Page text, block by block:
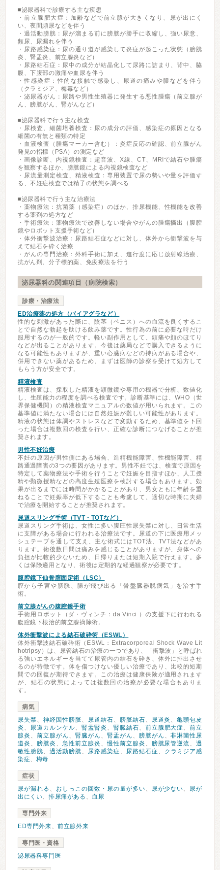
■泌尿器科で診療する主な疾患
・前立腺肥大症：加齢などで前立腺が大きくなり、尿が出にく
い、夜間頻尿などを伴う
・過活動膀胱：尿が溜まる前に膀胱が勝手に収縮し、強い尿意、
頻尿、尿漏れを伴う
・尿路感染症：尿の通り道が感染して炎症が起こった状態（膀胱
炎、腎盂炎、前立腺炎など）
・尿路結石症：尿中の成分が結晶化して尿路に詰まり、背中、脇
腹、下腹部の激痛や血尿を伴う
・性感染症：性的な接触で感染し、尿道の痛みや膿などを伴う
（クラミジア、梅毒など）
・泌尿器がん：尿路や男性生殖器に発生する悪性腫瘍（前立腺が
ん、膀胱がん、腎がんなど）
■泌尿器科で行う主な検査
・尿検査、細菌培養検査：尿の成分の評価、感染症の原因となる
細菌の有無と種類の特定
・血液検査（腫瘍マーカー含む）：炎症反応の確認、前立腺がん
発見の指標（PSA）の測定など
・画像診断、内視鏡検査：超音波、X線、CT、MRIで結石や腫瘍
を観察するほか、膀胱鏡による内視鏡検査など
・尿流量測定検査、精液検査：専用装置で尿の勢いや量を評価す
る、不妊症検査では精子の状態を調べる
■泌尿器科で行う主な治療法
・薬物療法：抗菌薬（感染症）のほか、排尿機能、性機能を改善
する薬剤の処方など
・手術療法：薬物療法で改善しない場合やがんの腫瘍摘出（腹腔
鏡やロボット支援手術など）
・体外衝撃波治療：尿路結石症などに対し、体外から衝撃波を与
えて結石を砕く治療
・がんの専門治療：外科手術に加え、進行度に応じ放射線治療、
抗がん剤、分子標的薬、免疫療法を行う
泌尿器科の関連項目（病院検索）
診療・治療法
ED治療薬の処方（バイアグラなど）
性的な刺激があった際に、陰茎（ペニス）への血流を良くするこ
とで自然な勃起を助ける飲み薬です。性行為の前に必要な時だけ
服用するのが一般的です。軽い副作用として、頭痛や顔のほてり
などが出ることがあります。今後は薬局などで購入できるように
なる可能性もありますが、重い心臓病などの持病がある場合や、
併用できない薬があるため、まずは医師の診察を受けて処方して
もらう方が安全です。
精液検査
精液検査は、採取した精液を顕微鏡や専用の機器で分析、数値化
し、生殖能力の程度を調べる検査です。診断基準には、WHO（世
界保健機関）の精液検査マニュアルの数値が用いられます。この
基準値に満たない場合には自然妊娠が難しい可能性があります。
精液の状態は体調やストレスなどで変動するため、基準値を下回
った場合は複数回の検査を行い、正確な診断につなげることが推
奨されます。
男性不妊治療
不妊の原因が男性側にある場合、造精機能障害、性機能障害、精
路通過障害の3つの要因があります。男性不妊では、検査で原因を
特定して薬物療法や手術を行うことで妊娠を目指すほか、人工授
精や顕微授精などの高度生殖医療を検討する場合もあります。効
果が出るまでには時間がかかることがあり、男女ともに年齢を重
ねることで妊娠率が低下することも考慮して、適切な時期に夫婦
で治療を開始することが推奨されます。
尿道スリング手術（TVT・TOTなど）
尿道スリング手術は、女性に多い腹圧性尿失禁に対し、日常生活
に支障がある場合に行われる治療法です。尿道の下に医療用メッ
シュテープを通して支え、主な術式にはTOT法、TVT法などがあ
ります。術後数日間は痛みを感じることがありますが、身体への
負担が比較的少ないため、日帰りまたは短期入院で行えます。多
くは保険適用となり、術後は定期的な経過観察が必要です。
腹腔鏡下仙骨膣固定術（LSC）
膣から子宮や膀胱、腸が飛び出る「骨盤臓器脱病気」を治す手
術。
前立腺がんの腹腔鏡手術
手術用ロボット（ダ・ヴィンチ：da Vinci ）の支援下に行われる
腹腔鏡下根治的前立腺摘除術。
体外衝撃波による結石破砕術（ESWL）
体外衝撃波結石破砕術（ESWL：Extracorporeal Shock Wave Lit
hotripsy）は、尿管結石の治療の一つであり、「衝撃波」と呼ばれ
る強いエネルギーを当てて尿管内の結石を砕き、体外に排出させ
るのが特徴です。体を傷つけない優しい治療であり、比較的短期
間での回復が期待できます。この治療は健康保険が適用されます
が、結石の状態によっては複数回の治療が必要な場合もありま
す。
病気
尿失禁、 神経因性膀胱、 尿道結石、 膀胱結石、 尿道炎 、亀頭包皮
炎 、 尿道カルンケル、 腎盂腎炎 、 腎臓結石、 前立腺肥大症、前立
腺炎 、 前立腺がん 、 腎臓がん 、 腎盂がん 、 膀胱がん 、非淋菌性尿
道炎 、 膀胱炎 、 急性前立腺炎 、慢性前立腺炎 、 膀胱尿管逆流、過
敏性膀胱、 過活動膀胱、 尿路感染症、 尿路結石症、
クラミジア感
染症、 梅毒
症状
尿が漏れる 、 おしっこの回数・尿の量が多い、 尿が少ない、 尿が
出にくい、排尿痛がある 、 血尿
専門外来
ED専門外来、前立腺外来
専門医・資格
泌尿器科専門医